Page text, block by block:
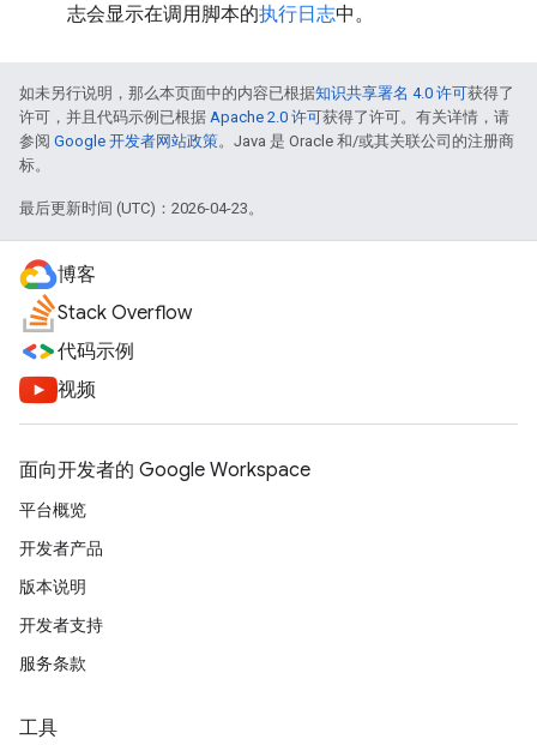
志会显示在调用脚本的执行日志中。
如未另行说明，那么本页面中的内容已根据知识共享署名 4.0 许可获得了
许可，并且代码示例已根据 Apache 2.0 许可获得了许可。有关详情，请
参阅 Google 开发者网站政策。Java 是 Oracle 和/或其关联公司的注册商
标。
最后更新时间 (UTC)：2026-04-23。
博客
Stack Overflow
代码示例
视频
面向开发者的 Google Workspace
平台概览
开发者产品
版本说明
开发者支持
服务条款
工具